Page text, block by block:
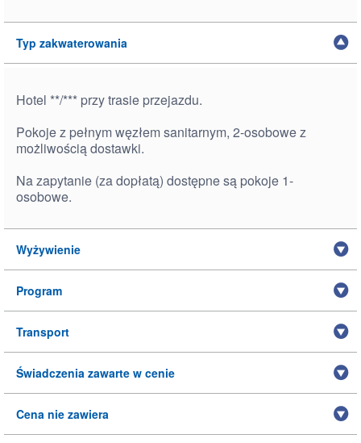
Typ zakwaterowania
Hotel **/*** przy trasie przejazdu.
Pokoje z pełnym węzłem sanitarnym, 2-osobowe z
możliwością dostawki.
Na zapytanie (za dopłatą) dostępne są pokoje 1-
osobowe.
Wyżywienie
Program
Transport
Świadczenia zawarte w cenie
Cena nie zawiera